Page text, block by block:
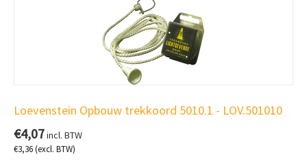
Loevenstein Opbouw trekkoord 5010.1 - LOV.501010
€4,07incl. BTW
€3,36(excl. BTW)